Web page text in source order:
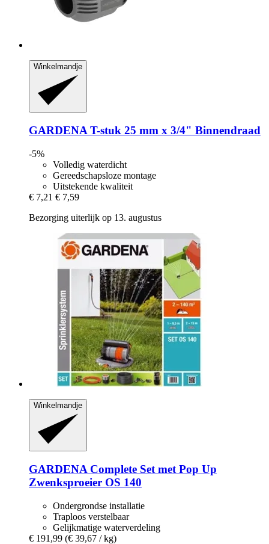
Winkelmandje
GARDENA T-​stuk 25 mm x 3/4" Binnendraad
-5%
Volledig waterdicht
Gereedschapsloze montage
Uitstekende kwaliteit
€ 7,21 € 7,59
Bezorging uiterlijk op 13. augustus
Winkelmandje
GARDENA Complete Set met Pop Up
Zwenksproeier OS 140
Ondergrondse installatie
Traploos verstelbaar
Gelijkmatige waterverdeling
€ 191,99 (€ 39,67 / kg)